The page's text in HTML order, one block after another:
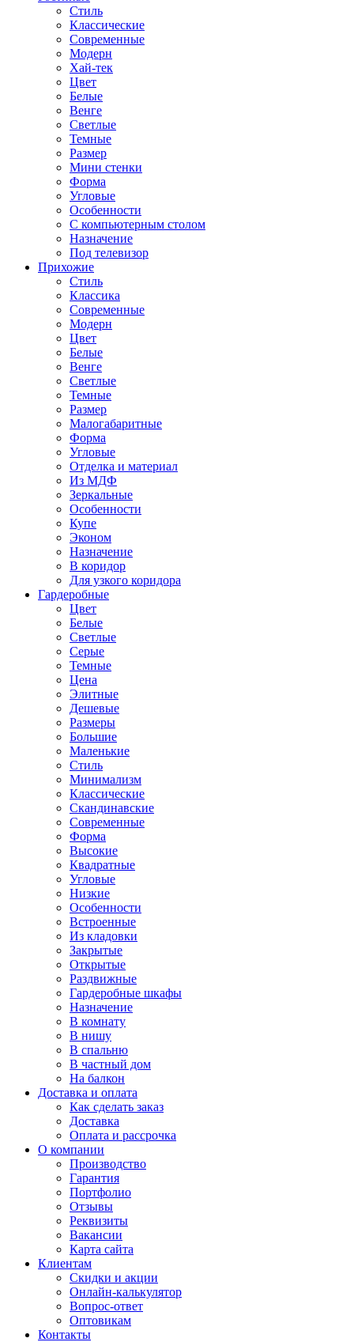
Стиль
Классические
Современные
Модерн
Хай-тек
Цвет
Белые
Венге
Светлые
Темные
Размер
Мини стенки
Форма
Угловые
Особенности
С компьютерным столом
Назначение
Под телевизор
Прихожие
Стиль
Классика
Современные
Модерн
Цвет
Белые
Венге
Светлые
Темные
Размер
Малогабаритные
Форма
Угловые
Отделка и материал
Из МДФ
Зеркальные
Особенности
Купе
Эконом
Назначение
В коридор
Для узкого коридора
Гардеробные
Цвет
Белые
Светлые
Серые
Темные
Цена
Элитные
Дешевые
Размеры
Большие
Маленькие
Стиль
Минимализм
Классические
Скандинавские
Современные
Форма
Высокие
Квадратные
Угловые
Низкие
Особенности
Встроенные
Из кладовки
Закрытые
Открытые
Раздвижные
Гардеробные шкафы
Назначение
В комнату
В нишу
В спальню
В частный дом
На балкон
Доставка и оплата
Как сделать заказ
Доставка
Оплата и рассрочка
О компании
Производство
Гарантия
Портфолио
Отзывы
Реквизиты
Вакансии
Карта сайта
Клиентам
Скидки и акции
Онлайн-калькулятор
Вопрос-ответ
Оптовикам
Контакты